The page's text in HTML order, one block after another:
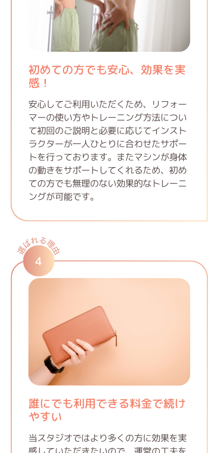
初めての方でも安心、効果を実
感！
安心してご利用いただくため、リフォー
マーの使い方やトレーニング方法につい
て初回のご説明と必要に応じてインスト
ラクターが一人ひとりに合わせたサポー
トを行っております。またマシンが身体
の動きをサポートしてくれるため、初め
ての方でも無理のない効果的なトレーニ
ングが可能です。
4
誰にでも利用できる料金で続け
やすい
当スタジオではより多くの方に効果を実